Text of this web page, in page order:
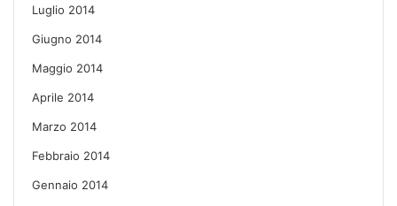
Luglio 2014
Giugno 2014
Maggio 2014
Aprile 2014
Marzo 2014
Febbraio 2014
Gennaio 2014